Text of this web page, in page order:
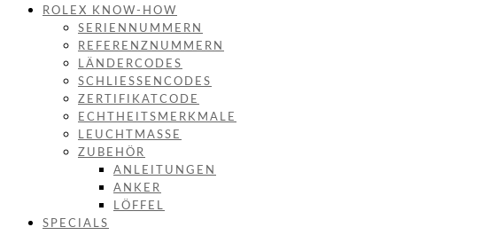
ROLEX KNOW-HOW
SERIENNUMMERN
REFERENZNUMMERN
LÄNDERCODES
SCHLIESSENCODES
ZERTIFIKATCODE
ECHTHEITSMERKMALE
LEUCHTMASSE
ZUBEHÖR
ANLEITUNGEN
ANKER
LÖFFEL
SPECIALS